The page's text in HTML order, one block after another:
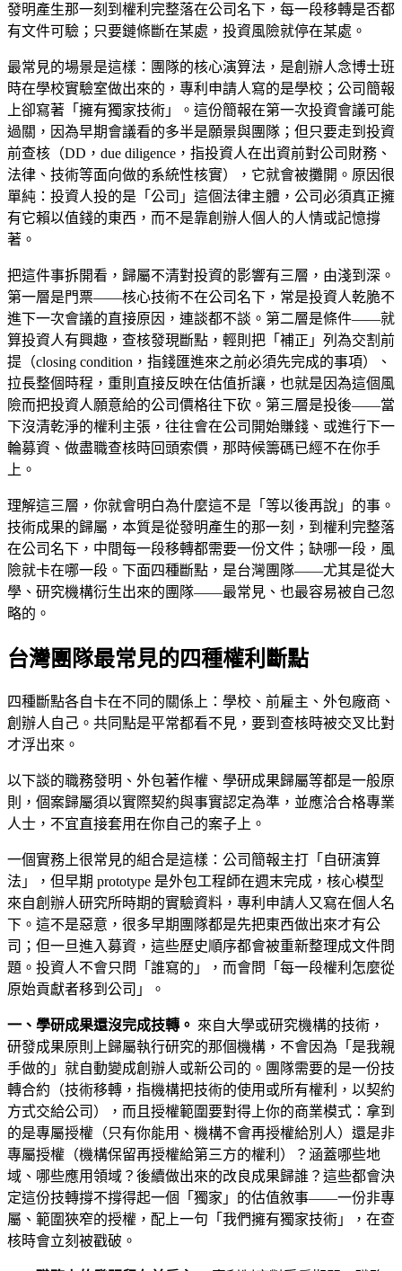
發明產生那一刻到權利完整落在公司名下，每一段移轉是否都
有文件可驗；只要鏈條斷在某處，投資風險就停在某處。
最常見的場景是這樣：團隊的核心演算法，是創辦人念博士班
時在學校實驗室做出來的，專利申請人寫的是學校；公司簡報
上卻寫著「擁有獨家技術」。這份簡報在第一次投資會議可能
過關，因為早期會議看的多半是願景與團隊；但只要走到投資
前查核（DD，due diligence，指投資人在出資前對公司財務、
法律、技術等面向做的系統性核實），它就會被攤開。原因很
單純：投資人投的是「公司」這個法律主體，公司必須真正擁
有它賴以值錢的東西，而不是靠創辦人個人的人情或記憶撐
著。
把這件事拆開看，歸屬不清對投資的影響有三層，由淺到深。
第一層是門票——核心技術不在公司名下，常是投資人乾脆不
進下一次會議的直接原因，連談都不談。第二層是條件——就
算投資人有興趣，查核發現斷點，輕則把「補正」列為交割前
提（closing condition，指錢匯進來之前必須先完成的事項）、
拉長整個時程，重則直接反映在估值折讓，也就是因為這個風
險而把投資人願意給的公司價格往下砍。第三層是投後——當
下沒清乾淨的權利主張，往往會在公司開始賺錢、或進行下一
輪募資、做盡職查核時回頭索價，那時候籌碼已經不在你手
上。
理解這三層，你就會明白為什麼這不是「等以後再說」的事。
技術成果的歸屬，本質是從發明產生的那一刻，到權利完整落
在公司名下，中間每一段移轉都需要一份文件；缺哪一段，風
險就卡在哪一段。下面四種斷點，是台灣團隊——尤其是從大
學、研究機構衍生出來的團隊——最常見、也最容易被自己忽
略的。
台灣團隊最常見的四種權利斷點
四種斷點各自卡在不同的關係上：學校、前雇主、外包廠商、
創辦人自己。共同點是平常都看不見，要到查核時被交叉比對
才浮出來。
以下談的職務發明、外包著作權、學研成果歸屬等都是一般原
則，個案歸屬須以實際契約與事實認定為準，並應洽合格專業
人士，不宜直接套用在你自己的案子上。
一個實務上很常見的組合是這樣：公司簡報主打「自研演算
法」，但早期 prototype 是外包工程師在週末完成，核心模型
來自創辦人研究所時期的實驗資料，專利申請人又寫在個人名
下。這不是惡意，很多早期團隊都是先把東西做出來才有公
司；但一旦進入募資，這些歷史順序都會被重新整理成文件問
題。投資人不會只問「誰寫的」，而會問「每一段權利怎麼從
原始貢獻者移到公司」。
一、學研成果還沒完成技轉。 來自大學或研究機構的技術，
研發成果原則上歸屬執行研究的那個機構，不會因為「是我親
手做的」就自動變成創辦人或新公司的。團隊需要的是一份技
轉合約（技術移轉，指機構把技術的使用或所有權利，以契約
方式交給公司），而且授權範圍要對得上你的商業模式：拿到
的是專屬授權（只有你能用、機構不會再授權給別人）還是非
專屬授權（機構保留再授權給第三方的權利）？涵蓋哪些地
域、哪些應用領域？後續做出來的改良成果歸誰？這些都會決
定這份技轉撐不撐得起一個「獨家」的估值敘事——一份非專
屬、範圍狹窄的授權，配上一句「我們擁有獨家技術」，在查
核時會立刻被戳破。